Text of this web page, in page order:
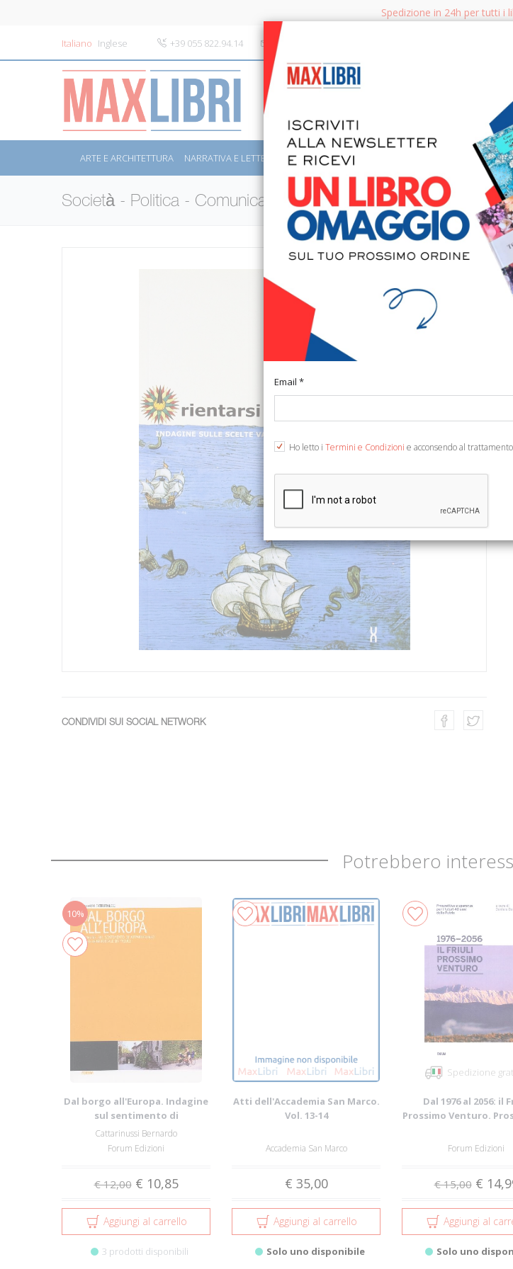
Spedizione in 24h per tutti i
Italiano Inglese +39 055 822.94.14 info@maxlibri.it
ARTE E ARCHITETTURA NARRATIVA E LETTERATURA SAGGISTICA LIBRI PER BAMBINI E RAGAZZI
Società - Politica - Comunicazione
CONDIVIDI SUI SOCIAL NETWORK
Potrebbero
10%
Dal borgo all'Europa. Indagine
sul sentimento di
appartenenza soc...
Cattarinussi Bernardo
Forum Edizioni
€ 12,00 € 10,85
Aggiungi al carrello
3 prodotti disponibili
Atti dell'Accademia San Marco.
Vol. 13-14
Accademia San Marco
€ 35,00
Aggiungi al carrello
Solo uno disponibile
Spedizione
Dal 1976 al 2056: il
Prossimo Venturo.
Forum Edizioni
€ 15,00 €
Aggiungi al
Solo uno
Email *
Ho letto i Termini e Condizioni e acconsendo al